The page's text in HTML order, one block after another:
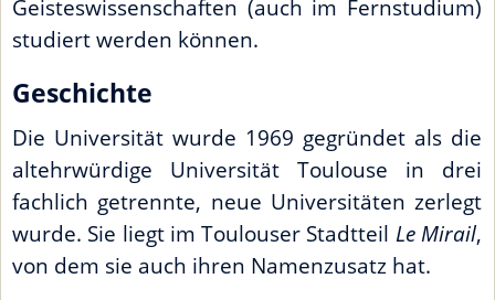
Geisteswissenschaften (auch im Fernstudium)
studiert werden können.
Geschichte
Die Universität wurde 1969 gegründet als die
altehrwürdige Universität Toulouse in drei
fachlich getrennte, neue Universitäten zerlegt
wurde. Sie liegt im Toulouser Stadtteil Le Mirail,
von dem sie auch ihren Namenzusatz hat.